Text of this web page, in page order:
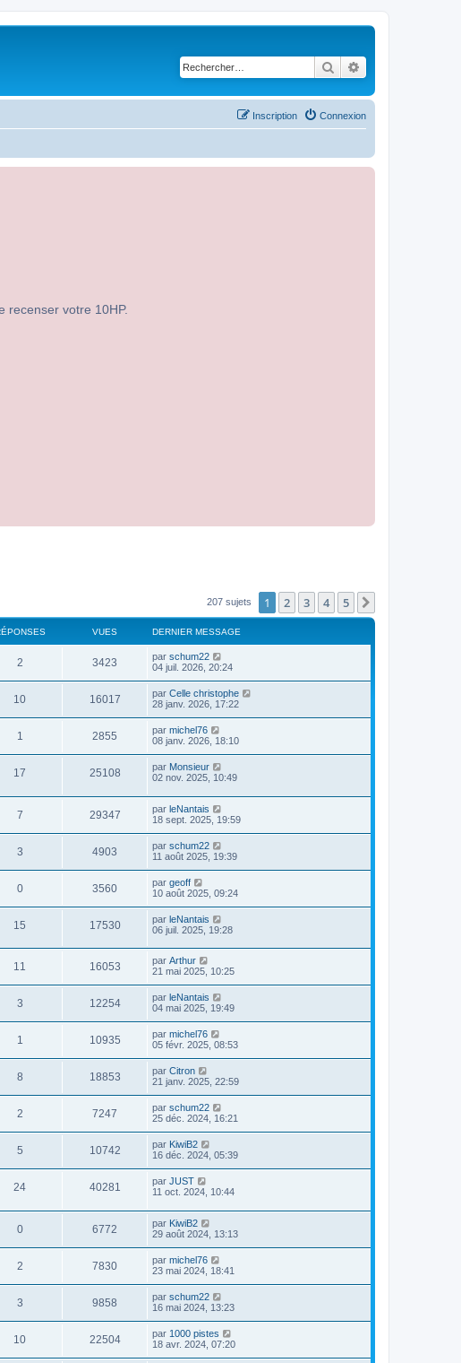
Rechercher
Connexion
Inscription
recenser votre 10HP.
207 sujets 1 2 3 4 5
VUES DERNIER MESSAGE
2 3423 par schum22
04 juil. 2026, 20:24
10 16017 par Celle christophe
28 janv. 2026, 17:22
1 2855 par michel76
08 janv. 2026, 18:10
17 25108 par Monsieur
02 nov. 2025, 10:49
7 29347 par leNantais
18 sept. 2025, 19:59
3 4903 par schum22
11 août 2025, 19:39
0 3560 par geoff
10 août 2025, 09:24
15 17530 par leNantais
06 juil. 2025, 19:28
11 16053 par Arthur
21 mai 2025, 10:25
3 12254 par leNantais
04 mai 2025, 19:49
1 10935 par michel76
05 févr. 2025, 08:53
8 18853 par Citron
21 janv. 2025, 22:59
2 7247 par schum22
25 déc. 2024, 16:21
5 10742 par KiwiB2
16 déc. 2024, 05:39
24 40281 par JUST
11 oct. 2024, 10:44
0 6772 par KiwiB2
29 août 2024, 13:13
2 7830 par michel76
23 mai 2024, 18:41
3 9858 par schum22
16 mai 2024, 13:23
10 22504 par 1000 pistes
18 avr. 2024, 07:20